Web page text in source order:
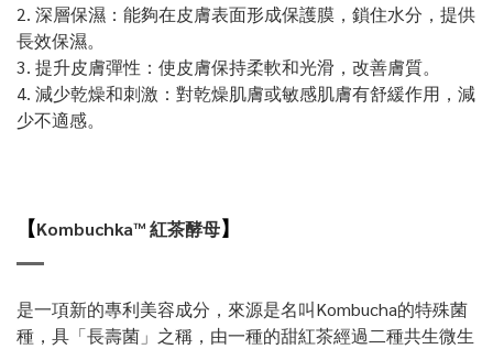
2. 深層保濕：能夠在皮膚表面形成保護膜，鎖住水分，提供
長效保濕。
3. 提升皮膚彈性：使皮膚保持柔軟和光滑，改善膚質。
4. 減少乾燥和刺激：對乾燥肌膚或敏感肌膚有舒緩作用，減
少不適感。
【Kombuchka™ 紅茶酵母】
是一項新的專利美容成分，來源是名叫Kombucha的特殊菌
種，具「長壽菌」之稱，由一種的甜紅茶經過二種共生微生